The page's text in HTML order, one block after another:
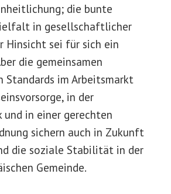
die bunte
in gesellschaftlicher
Hinsicht sei für sich ein
die gemeinsamen
Standards im Arbeitsmarkt
in der
in einer gerechten
sichern auch in Zukunft
die soziale Stabilität in der
Gemeinde.